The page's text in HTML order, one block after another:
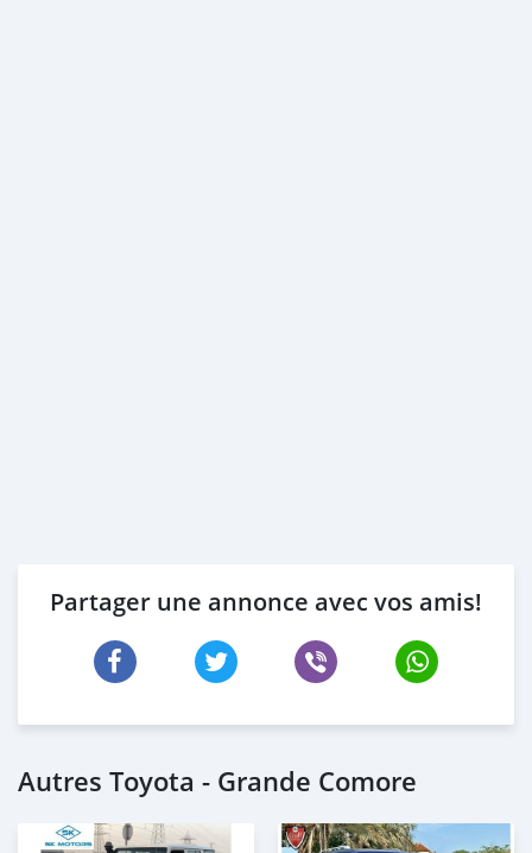
Partager une annonce avec vos amis!
Autres Toyota - Grande Comore